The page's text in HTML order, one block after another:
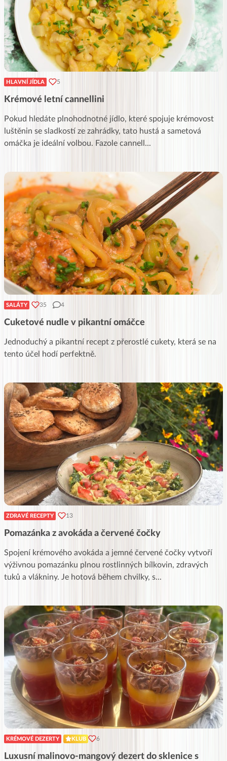
HLAVNÍ JÍDLA 5
Krémové letní cannellini
Pokud hledáte plnohodnotné jídlo, které spojuje krémovost
luštěnin se sladkostí ze zahrádky, tato hustá a sametová
omáčka je ideální volbou. Fazole cannell ...
SALÁTY 35 4
Cuketové nudle v pikantní omáčce
Jednoduchý a pikantní recept z přerostlé cukety, která se na
tento účel hodí perfektně.
ZDRAVÉ RECEPTY 13
Pomazánka z avokáda a červené čočky
Spojení krémového avokáda a jemné červené čočky vytvoří
výživnou pomazánku plnou rostlinných bílkovin, zdravých
tuků a vlákniny. Je hotová během chvilky, s...
KRÉMOVÉ DEZERTY KLUB 6
Luxusní malinovo-mangový dezert do sklenice s